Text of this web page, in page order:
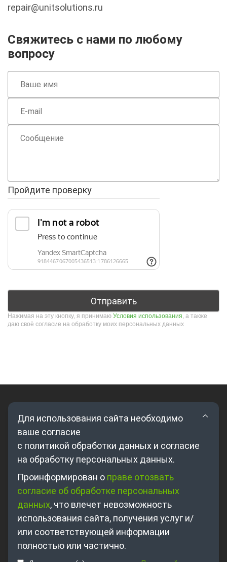
repair@unitsolutions.ru
Свяжитесь с нами по любому
вопросу
Пройдите проверку
Нажимая на эту кнопку, я принимаю Условия использования, а также
даю своё согласие на обработку моих персональных данных
Для использования сайта необходимо
ваше согласие
с политикой обработки данных и согласие
на обработку персональных данных.
Проинформирован о праве отозвать
согласие об обработке персональных
данных, что влечет невозможность
использования сайта, получения услуг и/
или соответствующей информации
полностью или частично.
Где купить?
Партнерам
О компании
Контакты
+7 495 698-63-89